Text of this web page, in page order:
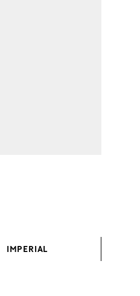
IMPERIAL